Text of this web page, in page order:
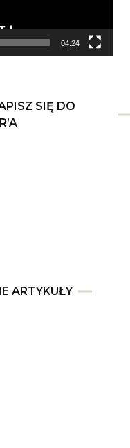
04:24
SIĘ DO
ARTYKUŁY